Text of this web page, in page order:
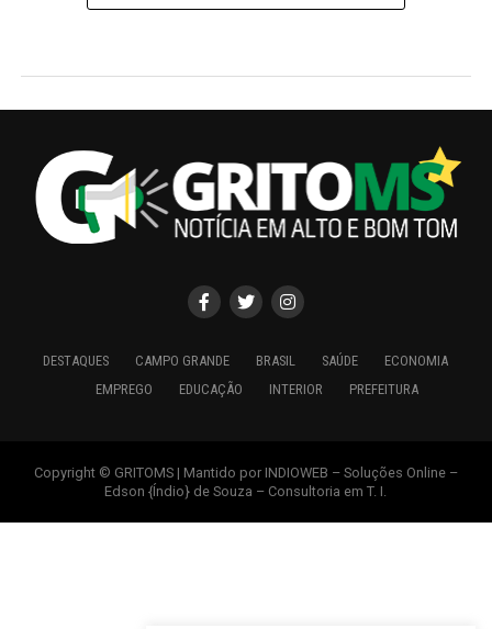
DESTAQUES CAMPO GRANDE BRASIL SAÚDE
ECONOMIA
EMPREGO
EDUCAÇÃO INTERIOR PREFEITURA
Copyright © GRITOMS | Mantido por INDIOWEB – Soluções Online –
Edson {Índio} de Souza – Consultoria em T. I.